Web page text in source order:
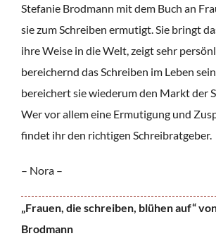
Stefanie Brodmann mit dem Buch an
sie zum Schreiben ermutigt. Sie bringt
ihre Weise in die Welt, zeigt sehr
bereichernd das Schreiben im Leben
bereichert sie wiederum den Markt der
Wer vor allem eine Ermutigung und
findet ihr den richtigen Schreibratgeber.
– Nora –
„Frauen, die schreiben, blühen auf“
Brodmann